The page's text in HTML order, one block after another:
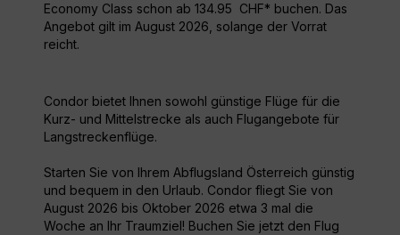
Economy Class schon ab 134.95 CHF* buchen. Das
Angebot gilt im August 2026, solange der Vorrat
reicht.
Condor bietet Ihnen sowohl günstige Flüge für die
Kurz- und Mittelstrecke als auch Flugangebote für
Langstreckenflüge.
Starten Sie von Ihrem Abflugsland Österreich günstig
und bequem in den Urlaub. Condor fliegt Sie von
August 2026 bis Oktober 2026 etwa 3 mal die
Woche an Ihr Traumziel! Buchen Sie jetzt den Flug